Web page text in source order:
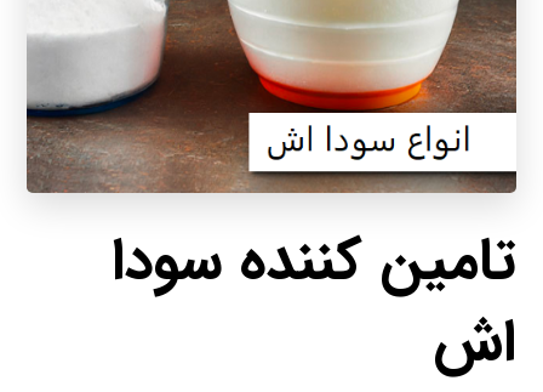
تامین کننده سودا
اش